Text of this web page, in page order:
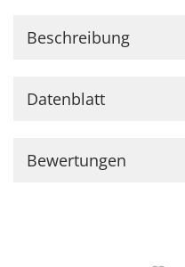
Beschreibung
Datenblatt
Bewertungen